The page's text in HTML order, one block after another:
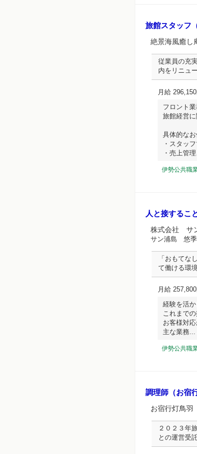
旅館スタッフ
絶景海風癒し
従業員の充
内をリニュ
月給
フロント
旅館経営に
具体的な
・スタッ
・売上管
伊勢公共職
人と接するこ
株式会社 サ
サン浦島 悠季
「おもてな
て働ける環
月給
経験を活
これまで
お客様対
主な業務...
伊勢公共職
調理師（お宿
お宿行灯鳥羽
２０２３年
との運営受